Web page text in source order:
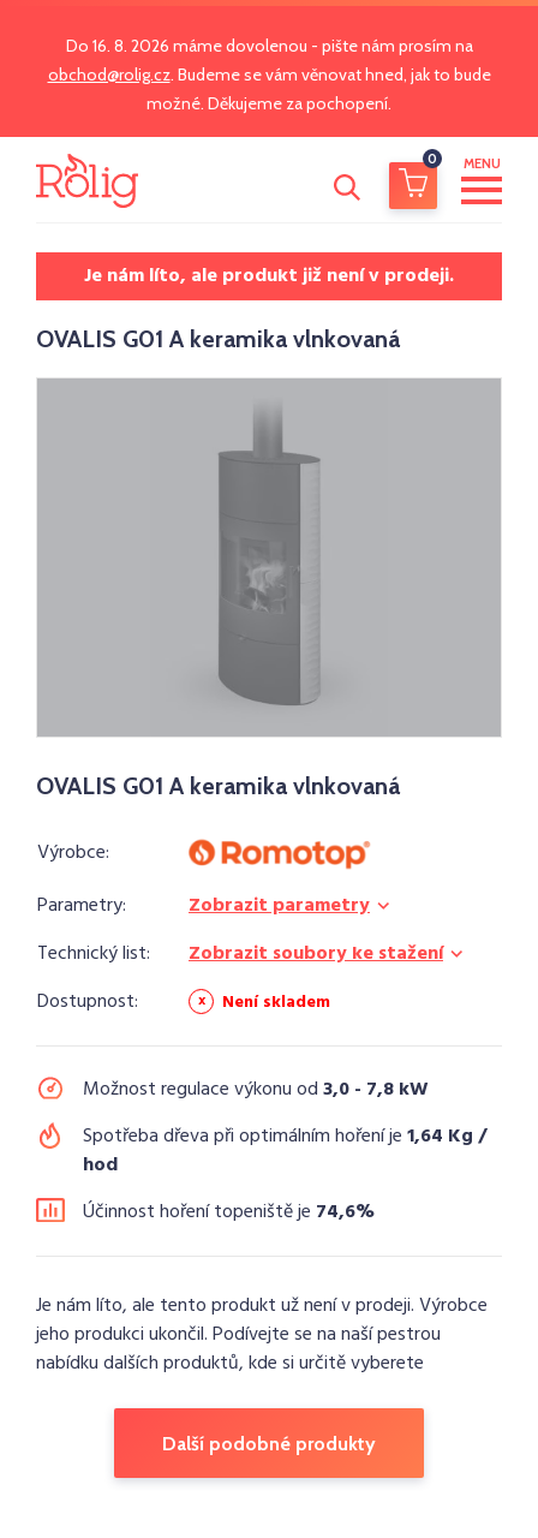
Do 16. 8. 2026 máme dovolenou - pište nám prosím na
obchod@rolig.cz. Budeme se vám věnovat hned, jak to bude
možné. Děkujeme za pochopení.
0 MENU
Je nám líto, ale produkt již není v prodeji.
OVALIS G01 A keramika vlnkovaná
OVALIS G01 A keramika vlnkovaná
Výrobce:
Parametry:
Zobrazit parametry
Technický list:
Zobrazit soubory ke stažení
Dostupnost:
Není skladem
Možnost regulace výkonu od3,0 - 7,8 kW
Spotřeba dřeva při optimálním hoření je1,64 Kg /
hod
Účinnost hoření topeniště je 74,6%
Je nám líto, ale tento produkt už není v prodeji. Výrobce
jeho produkci ukončil. Podívejte se na naší pestrou
nabídku dalších produktů, kde si určitě vyberete
Další podobné produkty